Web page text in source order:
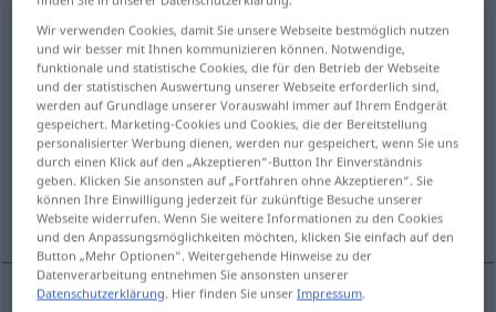
festmachenv/t
Übersicht aller Übersetzungen
(Für mehr Details die Übersetzung anklicken/antippen)
fermare, fissare stabilire
ormeggiare
Wir verwenden Cookies, damit Sie unsere Webseite bestmöglich nutzen
und wir besser mit Ihnen kommunizieren können. Notwendige,
funktionale und statistische Cookies, die für den Betrieb der Webseite
und der statistischen Auswertung unserer Webseite erforderlich sind,
werden auf Grundlage unserer Vorauswahl immer auf Ihrem Endgerät
gespeichert. Marketing-Cookies und Cookies, die der Bereitstellung
personalisierter Werbung dienen, werden nur gespeichert, wenn Sie uns
durch einen Klick auf den „Akzeptieren“-Button Ihr Einverständnis
geben. Klicken Sie ansonsten auf „Fortfahren ohne Akzeptieren“. Sie
können Ihre Einwilligung jederzeit für zukünftige Besuche unserer
Webseite widerrufen. Wenn Sie weitere Informationen zu den Cookies
und den Anpassungsmöglichkeiten möchten, klicken Sie einfach auf den
Button „Mehr Optionen“. Weitergehende Hinweise zu der
Datenverarbeitung entnehmen Sie ansonsten unserer
Datenschutzerklärung. Hier finden Sie unserImpressum.